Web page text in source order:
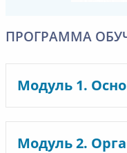
ПРОГРАММА
Модуль 1.
Модуль 2.